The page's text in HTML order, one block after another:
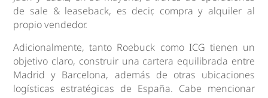
de sale & leaseback, es decir, compra y alquiler al
propio vendedor.
Adicionalmente, tanto Roebuck como ICG tienen un
objetivo claro, construir una cartera equilibrada entre
Madrid y Barcelona, además de otras ubicaciones
logísticas estratégicas de España. Cabe mencionar